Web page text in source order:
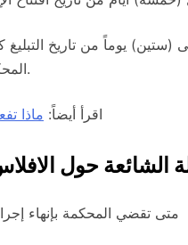
(ستين) يوماً من تاريخ
المحكمة بافتتاح الإجراء في سجل الإفلاس.
اقرأ أيضاً: ماذا
الشائعة حول
متى تقضي المحكمة بإنهاء